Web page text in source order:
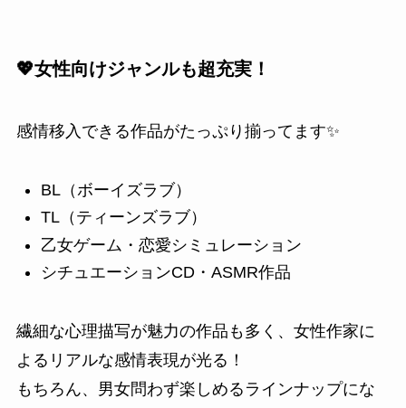
💖女性向けジャンルも超充実！
感情移入できる作品がたっぷり揃ってます✨
BL（ボーイズラブ）
TL（ティーンズラブ）
乙女ゲーム・恋愛シミュレーション
シチュエーションCD・ASMR作品
繊細な心理描写が魅力の作品も多く、女性作家に
よるリアルな感情表現が光る！
もちろん、男女問わず楽しめるラインナップにな